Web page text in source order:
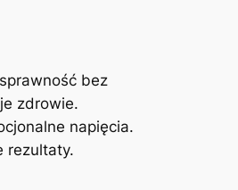
bez
zdrowie.
napięcia.
rezultaty.